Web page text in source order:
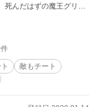
た因縁が再び悠乃を魔法
敵もチート